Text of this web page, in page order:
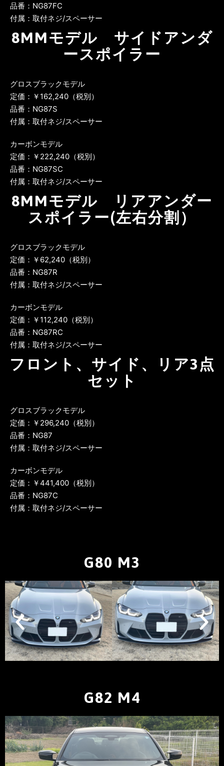
品番：NG87FC
付属：取付ネジ/スペーサー
8MMモデル サイドアンダ
ースポイラー
グロスブラックモデル
定価：￥162,240（税別）
品番：NG87S
付属：取付ネジ/スペーサー
カーボンモデル
定価：￥222,240（税別）
品番：NG87SC
付属：取付ネジ/スペーサー
8MMモデル リアアンダー
スポイラー(左右分割）
グロスブラックモデル
定価：￥62,240（税別）
品番：NG87R
付属：取付ネジ/スペーサー
カーボンモデル
定価：￥112,240（税別）
品番：NG87RC
付属：取付ネジ/スペーサー
フロント、サイド、リア3点
セット
グロスブラックモデル
定価：￥296,240（税別）
品番：NG87
付属：取付ネジ/スペーサー
カーボンモデル
定価：￥441,400（税別）
品番：NG87C
付属：取付ネジ/スペーサー
G80 M3
G82 M4